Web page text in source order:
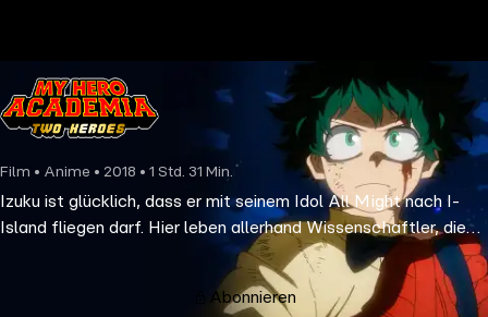
page
Film • Anime • 2018 • 1 Std. 31 Min.
Izuku ist glücklich, dass er mit seinem Idol All Might nach I-
Island fliegen darf. Hier leben allerhand Wissenschaftler, die
die Superhelden und ihre Spezialitäten erforschen.
Abonnieren